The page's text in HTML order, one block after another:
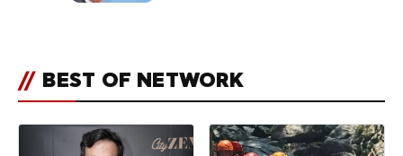
// BEST OF NETWORK